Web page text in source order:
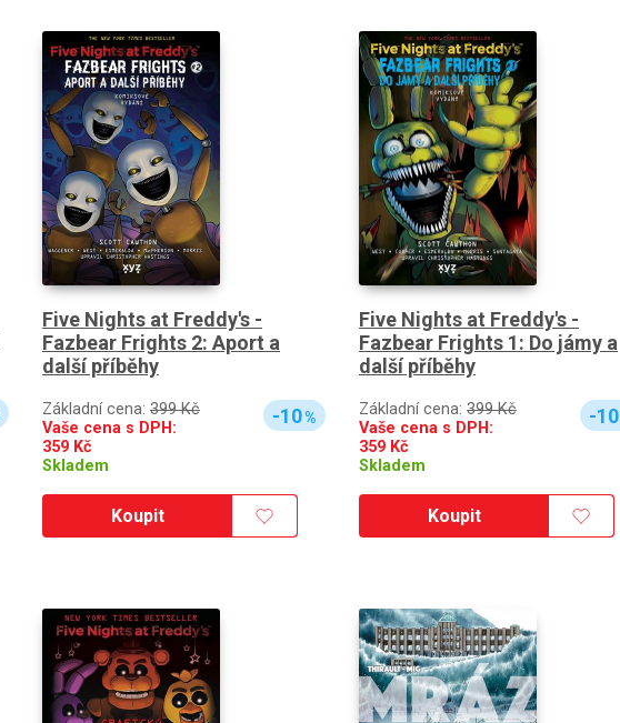
Five Nights at Freddy's -
Fazbear Frights 2: Aport a
další příběhy
Základní cena: 399 Kč
Vaše cena s DPH:
359 Kč
Skladem
-10%
Koupit
Five Nights at Freddy's -
Fazbear Frights 1: Do jámy a
další příběhy
Základní cena: 399 Kč
Vaše cena s DPH:
359 Kč
Skladem
-10
Koupit